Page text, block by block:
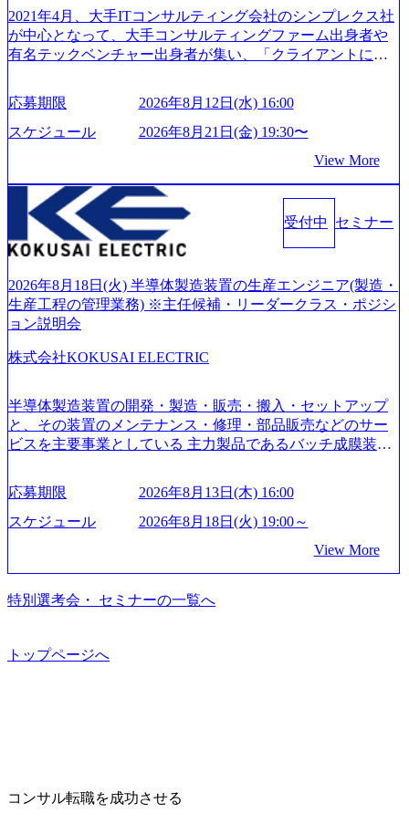
リフレッシュ休暇など、社員同士の交流や健康をサポート
する取り組みが充実している。 2026年8月13日(木) 19:00～2
0:30予定 2026年8月7日(金) 16:00 コンサル業界の動向や業務
界セミナーを実施しています。 ●前回開催時のアンケート
ージのぼんやりしていた部分が明確になりました」「業界
の全体感や実際に働いていらっしゃる方の体感的なお話を
です。評価の場ではないため、キャリアを検討中の段階の
方にもご参加いただけます。 連休中の平日夜という日程の
ため、在職中の方も有給を取得することなく、現職への配
慮なくご参加いただけます。帰省先からのオンライン参加
旅行事業の内容とビジネスモデル/今後の構想・事業展開/入
社後のキャリアパス ・質疑応答(20分) オンライン (Google M
eet) ・営業・マーケティングなど、ビジネスサイドでのキャ
リアを検討されている方 ・転職を具体的に決めてはいない
が、情報収集を進めたい段階の方 ・東京・大阪での勤務を
希望される方
2021年4月、大手ITコンサルティング会社のシンプレクス社
が中心となって、大手コンサルティングファーム出身者や
有名テックベンチャー出身者が集い、「クライアントにと
い」という想いの下で立ち上げた新鋭ファーム テクノロジ
ーがビジネスの成功に大きな影響力を持つDX時代におい
て、20年以上にわたってFintech業界を中心に最先端テクノ
つ、あらゆる業種・業界のクライアントの企業価値の最大
化を支援するために、戦略策定、組織改革、人材育成、業
務改善、実行支援などのコンサルティングサービスを一気
通貫で提供するのが特徴（いわゆる総合コンサルティング
ファーム） 社名の由来は”DXエリアにSpir（槍）を指して
ていく”という位置づけ 一昔前は金融が強い企業として認知
されていたが、現在金融の売上割合は全体の3割。現在はTo
C事業を始め、パブリック、製造業、通信、エンタメ、教
はあるが、社員の興味のある分野やスキルを活用したいな
着けたい方でも幅広に経験を積みたい方でも、キャリア形
成が柔軟に可能な環境である。 https://storage.googleapis.com/
our-vision-production.appspot.com/public/images/20240925204135
_93b1bff3-f71c-4bc9-8bd9-72a8a4826007_1200x554.webp https://
mages/20250502152751_46c65543-87ef-4e86-a85a-8649e1c532f9
_956x512.webp https://storage.googleapis.com/our-vision-producti
on.appspot.com/public/images/20250502152804_ba6aaa1a-9ffc-4f
m/our-vision-production.appspot.com/public/images/202505021528
ング会社で、NRI、NTTDATAと同じく世界のFinTech Ranki
開発、運用保守と言った全工程を行う「一気通貫体制」が
特長 ビジネスへの深い理解を持つコンサルタントが集うXs
報 (https://www.xspear.co.jp/member/)一部抜粋 - 伊勢山 昇吾氏:
応募期限
2026年8月12日(水) 16:00
スケジュール
2026年8月21日(金) 19:30〜
View More
受付中 セミナー
2026年8月18日(火) 半導体製造装置の生産エンジニア(製造・
生産工程の管理業務) ※主任候補・リーダークラス・ポジシ
ョン説明会
株式会社KOKUSAI ELECTRIC
半導体製造装置の開発・製造・販売・搬入・セットアップ
と、その装置のメンテナンス・修理・部品販売などのサー
ビスを主要事業としている 主力製品であるバッチ成膜装置
世界トップクラスのシェアを有している 技術と対話を通じ
て未来を創造し、社会課題の解決に貢献することを目指し
ている Mission:私たちの技術/私たちの対話 Vision:夢を未来
話 IoT社会の浸透、AIの加速等により半導体需要は世界中で
急伸長しており、それに伴い半導体製造装置の需要も伸長
中 https://storage.googleapis.com/our-vision-production.appspot.co
on-production.appspot.com/public/images/20260224131052_2abe7
cb8-329e-4a45-a8f5-73d9728b2cd7_1200x486.webp https://storag
アドバイザーによる自身のキャリア構築をめざす「キャリ
応募期限
2026年8月13日(木) 16:00
スケジュール
2026年8月18日(火) 19:00～
View More
特別選考会・ セミナーの一覧へ
トップページへ
コンサル転職を成功させる